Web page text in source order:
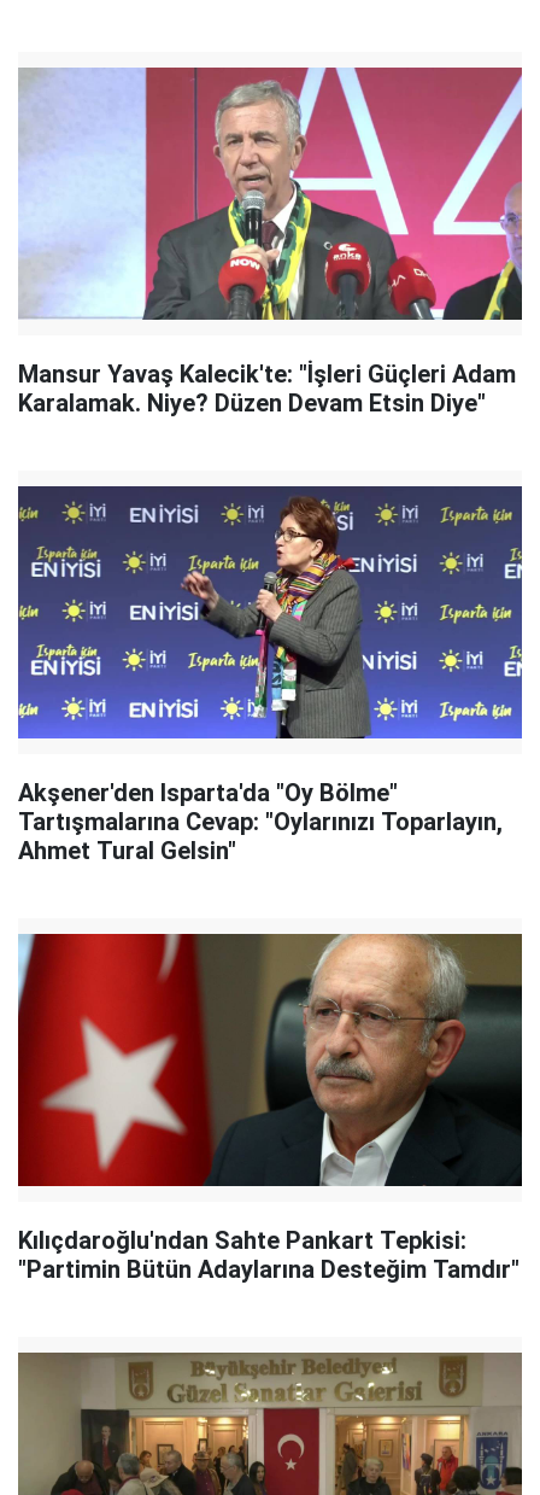
Mansur Yavaş Kalecik'te: "İşleri Güçleri Adam
Karalamak. Niye? Düzen Devam Etsin Diye"
Akşener'den Isparta'da "Oy Bölme"
Tartışmalarına Cevap: "Oylarınızı Toparlayın,
Ahmet Tural Gelsin"
Kılıçdaroğlu'ndan Sahte Pankart Tepkisi:
"Partimin Bütün Adaylarına Desteğim Tamdır"